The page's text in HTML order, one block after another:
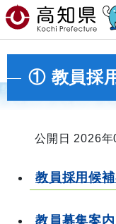
① 教員採
公開日 2026年
教員採用候
教員募集案